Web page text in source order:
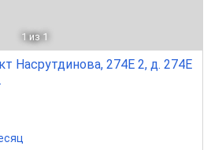
1 из 1
Насрутдинова, 274Е 2, д. 274Е